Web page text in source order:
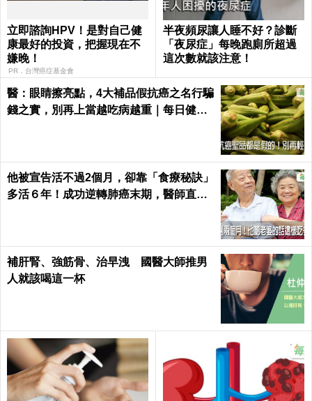
立即諮詢HPV！是對自己健
康最好的投資，把握現在不
嫌晚！
PR．台灣癌症基金會
半夜頻尿讓人睡不好？診斷
「夜尿症」每晚跑廁所超過
這次數就該注意！
醫：眼睛擦亮點，4大補品假抗癌之名行騙
錢之實，別再上當越吃病越重｜每日健康
他被宣告活不過2個月，卻靠「食療秘訣」
多活６年！成功逆轉肺癌末期，醫師直
補肝腎、強筋骨、治早洩 國醫大師推男
人就該喝這一杯